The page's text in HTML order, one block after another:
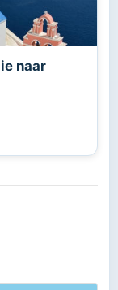
naar